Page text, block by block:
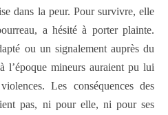
dans la peur. Pour survivre, elle
a hésité à porter plainte.
ou un signalement auprès du
l’époque mineurs auraient pu lui
Les conséquences des
pas, ni pour elle, ni pour ses